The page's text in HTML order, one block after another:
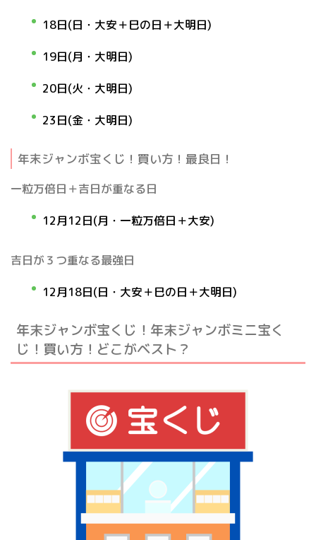
18日(日・大安＋巳の日＋大明日)
19日(月・大明日)
20日(火・大明日)
23日(金・大明日)
年末ジャンボ宝くじ！買い方！最良日！
一粒万倍日＋吉日が重なる日
12月12日(月・ 一粒万倍日＋大安)
吉日が３つ重なる最強日
12月18日(日・大安＋巳の日 ＋大明日)
年末ジャンボ宝くじ！年末ジャンボミニ宝く
じ！買い方！どこがベスト？